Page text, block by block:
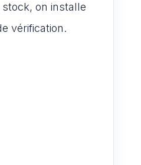
on installe
vérification.